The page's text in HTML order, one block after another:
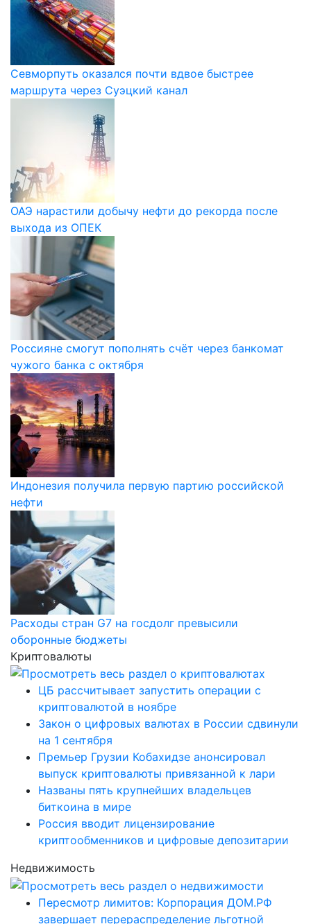
Севморпуть оказался почти вдвое быстрее
маршрута через Суэцкий канал
ОАЭ нарастили добычу нефти до рекорда после
выхода из ОПЕК
Россияне смогут пополнять счёт через банкомат
чужого банка с октября
Индонезия получила первую партию российской
нефти
Расходы стран G7 на госдолг превысили
оборонные бюджеты
Криптовалюты
ЦБ рассчитывает запустить операции с
криптовалютой в ноябре
Закон о цифровых валютах в России сдвинули
на 1 сентября
Премьер Грузии Кобахидзе анонсировал
выпуск криптовалюты привязанной к лари
Названы пять крупнейших владельцев
биткоина в мире
Россия вводит лицензирование
криптообменников и цифровые депозитарии
Недвижимость
Пересмотр лимитов: Корпорация ДОМ.РФ
завершает перераспределение льготной